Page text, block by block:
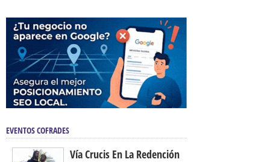
EVENTOS COFRADES
Vía Crucis En La Redención